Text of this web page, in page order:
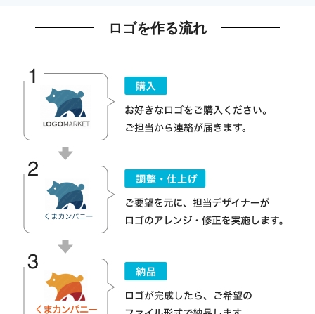
ロゴを作る流れ